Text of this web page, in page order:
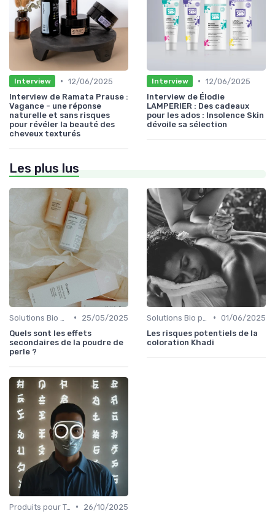
Interview • 12/06/2025
Interview de Ramata Prause :
Vagance - une réponse
naturelle et sans risques
pour révéler la beauté des
cheveux texturés
Interview • 12/06/2025
Interview de Élodie
LAMPERIER : Des cadeaux
pour les ados : Insolence Skin
dévoile sa sélection
Les plus lus
•
25/05/2025
Quels sont les effets
secondaires de la poudre de
perle ?
• 01/06/2025
Les risques potentiels de la
coloration Khadi
Produits pour Types de Peau •
26/10/2025